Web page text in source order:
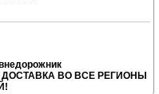
ВО ВСЕ РЕГИОНЫ